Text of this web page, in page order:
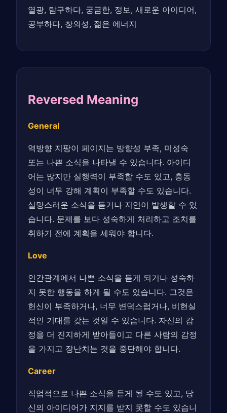
열광, 탐구하다, 궁금한, 정보, 새로운 아이디어,
공부하다, 창의성, 젊은 에너지
Reversed Meaning
General
역방향 지팡이 페이지는 방향성 부족, 미성숙
또는 나쁜 소식을 나타낼 수 있습니다. 아이디
어는 많지만 실행력이 부족할 수도 있고, 충동
성이 너무 강해 계획이 부족할 수도 있습니다.
실망스러운 소식을 듣거나 지연이 발생할 수 있
습니다. 문제를 보다 성숙하게 처리하고 조치를
취하기 전에 계획을 세워야 합니다.
Love
인간관계에서 나쁜 소식을 듣게 되거나 성숙하
지 못한 행동을 하게 될 수도 있습니다. 그것은
헌신이 부족하거나, 너무 변덕스럽거나, 비현실
적인 기대를 갖는 것일 수 있습니다. 자신의 감
정을 더 진지하게 받아들이고 다른 사람의 감정
을 가지고 장난치는 것을 중단해야 합니다.
Career
직업적으로 나쁜 소식을 듣게 될 수도 있고, 당
신의 아이디어가 지지를 받지 못할 수도 있습니